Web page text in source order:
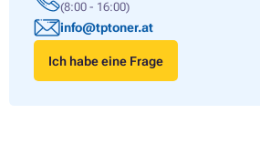
(8:00 - 16:00)
info@tptoner.at
Ich habe eine Frage